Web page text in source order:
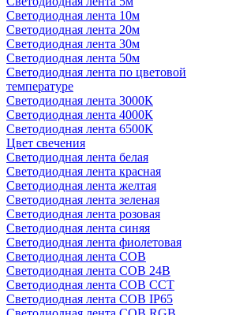
Светодиодная лента 10м
Светодиодная лента 20м
Светодиодная лента 30м
Светодиодная лента 50м
Светодиодная лента по цветовой
температуре
Светодиодная лента 3000К
Светодиодная лента 4000К
Светодиодная лента 6500К
Цвет свечения
Светодиодная лента белая
Светодиодная лента красная
Светодиодная лента желтая
Светодиодная лента зеленая
Светодиодная лента розовая
Светодиодная лента синяя
Светодиодная лента фиолетовая
Светодиодная лента COB
Светодиодная лента COB 24В
Светодиодная лента COB CCT
Светодиодная лента COB IP65